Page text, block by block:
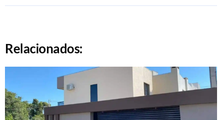
Relacionados: